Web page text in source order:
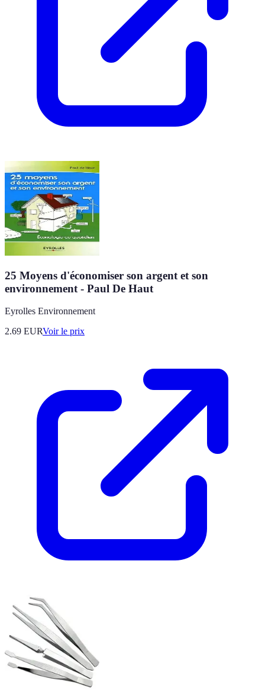
25 Moyens d'économiser son argent et son
environnement - Paul De Haut
Eyrolles Environnement
2.69 EURVoir le prix